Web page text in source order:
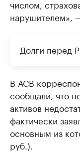
числом,
нарушителем»,
Долги перед
В АСВ
сообщали, что
активов
фактически
основным из
руб.).